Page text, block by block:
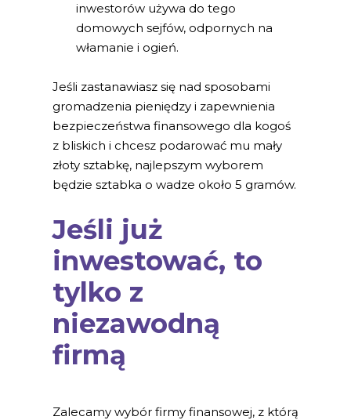
inwestorów używa do tego
domowych sejfów, odpornych na
włamanie i ogień.
Jeśli zastanawiasz się nad sposobami
gromadzenia pieniędzy i zapewnienia
bezpieczeństwa finansowego dla kogoś
z bliskich i chcesz podarować mu mały
złoty sztabkę, najlepszym wyborem
będzie sztabka o wadze około 5 gramów.
Jeśli już
inwestować, to
tylko z
niezawodną
firmą
Zalecamy wybór firmy finansowej, z którą